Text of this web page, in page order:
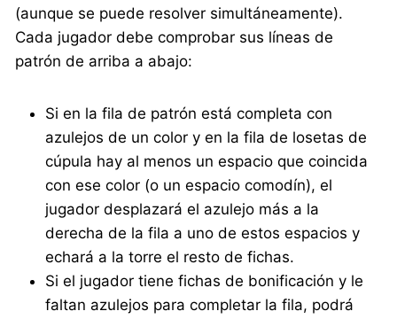
(aunque se puede resolver simultáneamente).
Cada jugador debe comprobar sus líneas de
patrón de arriba a abajo:
Si en la fila de patrón está completa con
azulejos de un color y en la fila de losetas de
cúpula hay al menos un espacio que coincida
con ese color (o un espacio comodín), el
jugador desplazará el azulejo más a la
derecha de la fila a uno de estos espacios y
echará a la torre el resto de fichas.
Si el jugador tiene fichas de bonificación y le
faltan azulejos para completar la fila, podrá